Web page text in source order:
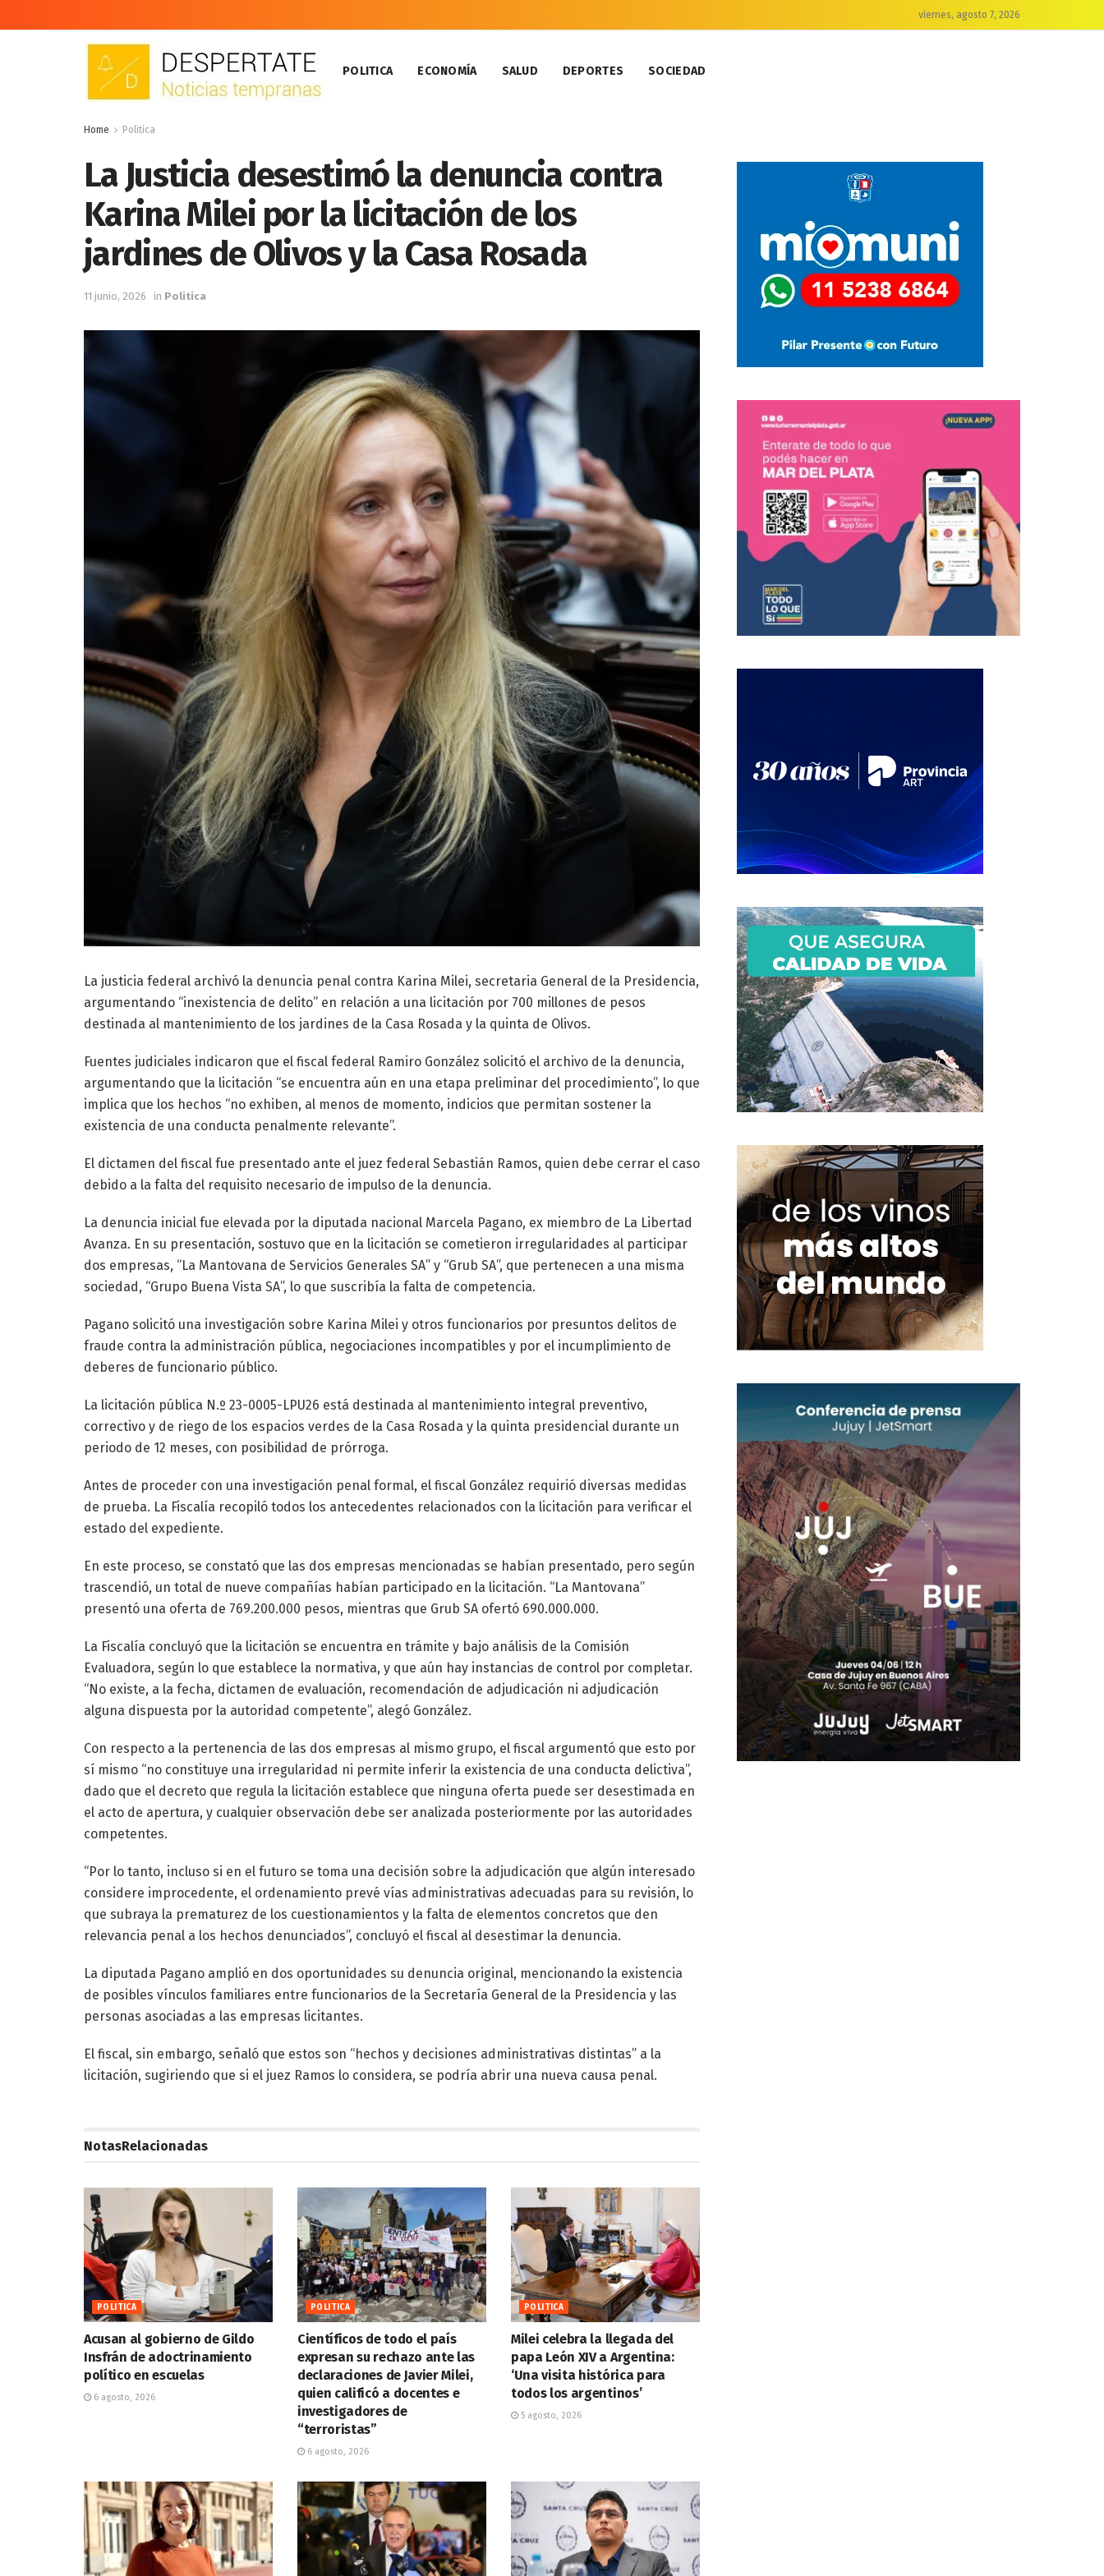
viernes, agosto 7, 2026
POLITICA ECONOMÍA SALUD DEPORTES SOCIEDAD
Home Politica
La Justicia desestimó la denuncia contra
Karina Milei por la licitación de los
jardines de Olivos y la Casa Rosada
11 junio, 2026 in Politica
La justicia federal archivó la denuncia penal contra Karina Milei, secretaria General de la Presidencia,
argumentando “inexistencia de delito” en relación a una licitación por 700 millones de pesos
destinada al mantenimiento de los jardines de la Casa Rosada y la quinta de Olivos.
Fuentes judiciales indicaron que el fiscal federal Ramiro González solicitó el archivo de la denuncia,
argumentando que la licitación “se encuentra aún en una etapa preliminar del procedimiento”, lo que
implica que los hechos “no exhiben, al menos de momento, indicios que permitan sostener la
existencia de una conducta penalmente relevante”.
El dictamen del fiscal fue presentado ante el juez federal Sebastián Ramos, quien debe cerrar el caso
debido a la falta del requisito necesario de impulso de la denuncia.
La denuncia inicial fue elevada por la diputada nacional Marcela Pagano, ex miembro de La Libertad
Avanza. En su presentación, sostuvo que en la licitación se cometieron irregularidades al participar
dos empresas, “La Mantovana de Servicios Generales SA” y “Grub SA”, que pertenecen a una misma
sociedad, “Grupo Buena Vista SA”, lo que suscribía la falta de competencia.
Pagano solicitó una investigación sobre Karina Milei y otros funcionarios por presuntos delitos de
fraude contra la administración pública, negociaciones incompatibles y por el incumplimiento de
deberes de funcionario público.
La licitación pública N.º 23-0005-LPU26 está destinada al mantenimiento integral preventivo,
correctivo y de riego de los espacios verdes de la Casa Rosada y la quinta presidencial durante un
periodo de 12 meses, con posibilidad de prórroga.
Antes de proceder con una investigación penal formal, el fiscal González requirió diversas medidas
de prueba. La Fiscalía recopiló todos los antecedentes relacionados con la licitación para verificar el
estado del expediente.
En este proceso, se constató que las dos empresas mencionadas se habían presentado, pero según
trascendió, un total de nueve compañías habían participado en la licitación. “La Mantovana”
presentó una oferta de 769.200.000 pesos, mientras que Grub SA ofertó 690.000.000.
La Fiscalía concluyó que la licitación se encuentra en trámite y bajo análisis de la Comisión
Evaluadora, según lo que establece la normativa, y que aún hay instancias de control por completar.
“No existe, a la fecha, dictamen de evaluación, recomendación de adjudicación ni adjudicación
alguna dispuesta por la autoridad competente”, alegó González.
Con respecto a la pertenencia de las dos empresas al mismo grupo, el fiscal argumentó que esto por
sí mismo “no constituye una irregularidad ni permite inferir la existencia de una conducta delictiva”,
dado que el decreto que regula la licitación establece que ninguna oferta puede ser desestimada en
el acto de apertura, y cualquier observación debe ser analizada posteriormente por las autoridades
competentes.
“Por lo tanto, incluso si en el futuro se toma una decisión sobre la adjudicación que algún interesado
considere improcedente, el ordenamiento prevé vías administrativas adecuadas para su revisión, lo
que subraya la prematurez de los cuestionamientos y la falta de elementos concretos que den
relevancia penal a los hechos denunciados”, concluyó el fiscal al desestimar la denuncia.
La diputada Pagano amplió en dos oportunidades su denuncia original, mencionando la existencia
de posibles vínculos familiares entre funcionarios de la Secretaría General de la Presidencia y las
personas asociadas a las empresas licitantes.
El fiscal, sin embargo, señaló que estos son “hechos y decisiones administrativas distintas” a la
licitación, sugiriendo que si el juez Ramos lo considera, se podría abrir una nueva causa penal.
NotasRelacionadas
POLITICA
Acusan al gobierno de Gildo
Insfrán de adoctrinamiento
político en escuelas
6 agosto, 2026
POLITICA
Científicos de todo el país
expresan su rechazo ante las
declaraciones de Javier Milei,
quien calificó a docentes e
investigadores de
“terroristas”
6 agosto, 2026
POLITICA
Milei celebra la llegada del
papa León XIV a Argentina:
‘Una visita histórica para
todos los argentinos’
5 agosto, 2026